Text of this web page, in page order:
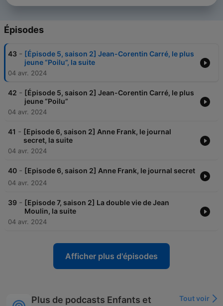
Épisodes
43 - [Épisode 5, saison 2] Jean-Corentin Carré, le plus
jeune “Poilu”, la suite
04 avr. 2024
42 - [Épisode 5, saison 2] Jean-Corentin Carré, le plus
jeune “Poilu”
04 avr. 2024
41 - [Episode 6, saison 2] Anne Frank, le journal
secret, la suite
04 avr. 2024
40 - [Episode 6, saison 2] Anne Frank, le journal secret
04 avr. 2024
39 - [Episode 7, saison 2] La double vie de Jean
Moulin, la suite
04 avr. 2024
Afficher plus d'épisodes
Plus de podcasts Enfants et
Tout voir